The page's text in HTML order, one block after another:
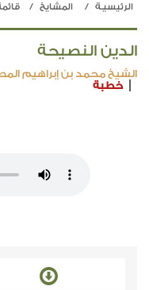
الرئيسيـة المشايخ
الدين النصيحة
الشيخ محمد بن إبراهيم
خطبة